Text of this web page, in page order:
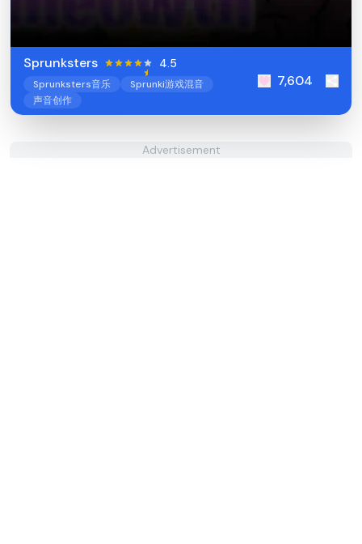
Sprunksters 4.5
Sprunksters音乐
Sprunki游戏混音
声音创作
7,604
Advertisement